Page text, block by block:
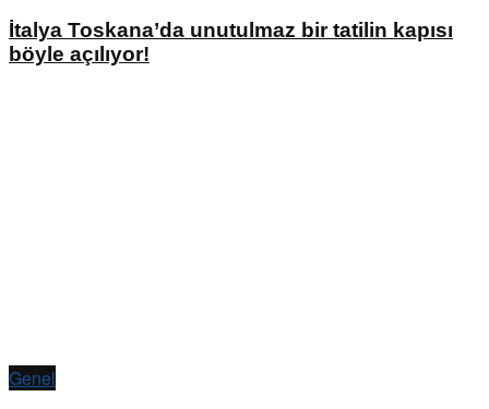
İtalya Toskana’da unutulmaz bir tatilin kapısı
böyle açılıyor!
Genel